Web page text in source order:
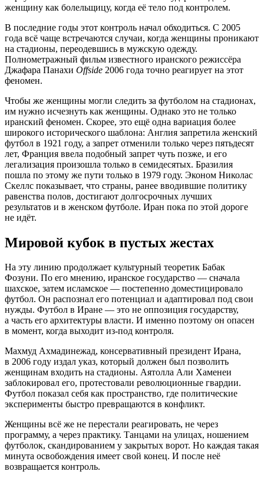
женщину как болельщицу, когда её тело под контролем.
В последние годы этот контроль начал обходиться. С 2005
года всё чаще встречаются случаи, когда женщины проникают
на стадионы, переодевшись в мужскую одежду.
Полнометражный фильм известного иранского режиссёра
Джафара Панахи Offside 2006 года точно реагирует на этот
феномен.
Чтобы же женщины могли следить за футболом на стадионах,
им нужно исчезнуть как женщины. Однако это не только
иранский феномен. Скорее, это ещё одна вариация более
широкого исторического шаблона: Англия запретила женский
футбол в 1921 году, а запрет отменили только через пятьдесят
лет, Франция ввела подобный запрет чуть позже, и его
легализация произошла только в семидесятых. Бразилия
пошла по этому же пути только в 1979 году. Эконом Николас
Скеллс показывает, что страны, ранее вводившие политику
равенства полов, достигают долгосрочных лучших
результатов и в женском футболе. Иран пока по этой дороге
не идёт.
Мировой кубок в пустых жестах
На эту линию продолжает культурный теоретик Бабак
Фозуни. По его мнению, иранское государство — сначала
шахское, затем исламское — постепенно доместицировало
футбол. Он распознал его потенциал и адаптировал под свои
нужды. Футбол в Иране — это не оппозиция государству,
а часть его архитектуры власти. И именно поэтому он опасен
в момент, когда выходит из-под контроля.
Махмуд Ахмадинежад, консервативный президент Ирана,
в 2006 году издал указ, который должен был позволить
женщинам входить на стадионы. Аятолла Али Хаменеи
заблокировал его, протестовали революционные гвардии.
Футбол показал себя как пространство, где политические
эксперименты быстро превращаются в конфликт.
Женщины всё же не перестали реагировать, не через
программу, а через практику. Танцами на улицах, ношением
футболок, скандированием у закрытых ворот. Но каждая такая
минута освобождения имеет свой конец. И после неё
возвращается контроль.